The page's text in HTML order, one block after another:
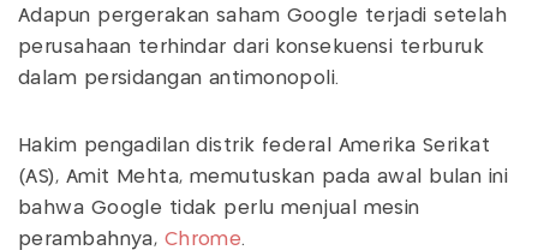
Adapun pergerakan saham Google terjadi setelah
perusahaan terhindar dari konsekuensi terburuk
dalam persidangan antimonopoli.
Hakim pengadilan distrik federal Amerika Serikat
(AS), Amit Mehta, memutuskan pada awal bulan ini
bahwa Google tidak perlu menjual mesin
perambahnya, Chrome.